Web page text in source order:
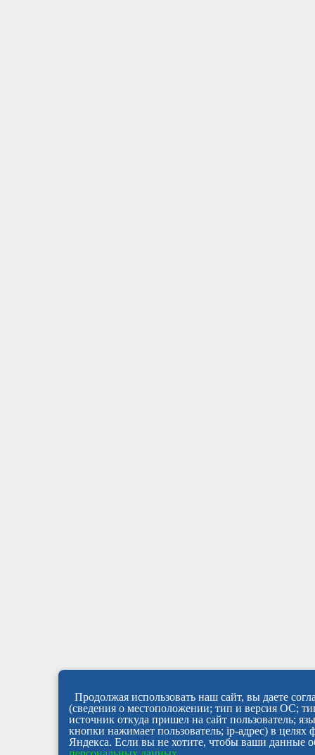
Продолжая использовать наш сайт, вы даете
(сведения о местоположении; тип и версия ОС;
источник откуда пришел на сайт пользователь;
кнопки нажимает пользователь; ip-адрес) в
Яндекса. Если вы не хотите, чтобы ваши данные